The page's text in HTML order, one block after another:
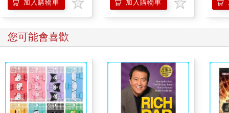
加入購物車 加入購物車
您可能會喜歡